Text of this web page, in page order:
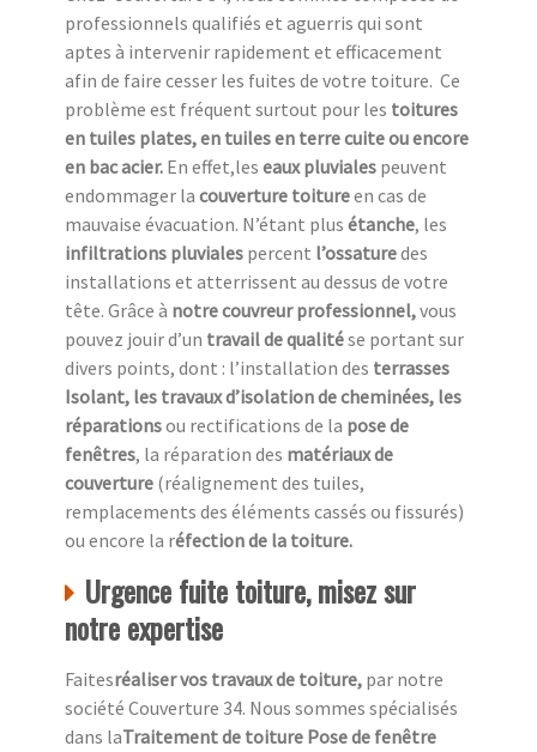
professionnels qualifiés et aguerris qui sont
aptes à intervenir rapidement et efficacement
afin de faire cesser les fuites de votre toiture. Ce
problème est fréquent surtout pour les toitures
en tuiles plates, en tuiles en terre cuite ou encore
en bac acier. En effet,les eaux pluviales peuvent
endommager la couverture toitureen cas de
mauvaise évacuation. N’étant plus étanche, les
infiltrations pluviales percent l’ossaturedes
installations et atterrissent au dessus de votre
tête. Grâce à notre couvreur professionnel,vous
pouvez jouir d’un travail de qualitése portant sur
divers points, dont : l’installation des terrasses
Isolant, les travaux d’isolation de cheminées, les
réparationsou rectifications de la pose de
fenêtres, la réparation des matériaux de
couverture (réalignement des tuiles,
remplacements des éléments cassés ou fissurés)
ou encore la réfection de la toiture.
Urgence fuite toiture, misez sur
notre expertise
Faitesréaliser vos travaux de toiture, par notre
société Couverture 34. Nous sommes spécialisés
dans laTraitement de toiture Pose de fenêtre